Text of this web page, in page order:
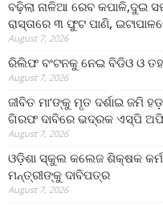
ବଢ଼ିଲା ନାଳିଆ ରେବ କପାଳି,ଦୁଇ
ରାସ୍ତାରେ ୩ ଫୁଟ ପାଣି,
August 7, 2026
ରିଲିଫ ବଂଟନକୁ ନେଇ ବିଡିଓ ଓ
August 7, 2026
ଜୀବିତ ମା’ଙ୍କୁ ମୃତ ଦର୍ଶାଇ
ଗିରଫ ଦାବିରେ ଭଦ୍ରକ ଏସ୍‌ପି
August 7, 2026
ଓଡ଼ିଶା ସ୍କୁଲ କଲେଜ ଶିକ୍ଷକ
ମନ୍ତ୍ରୀଙ୍କୁ ଦାବିପତ୍ର
August 7, 2026